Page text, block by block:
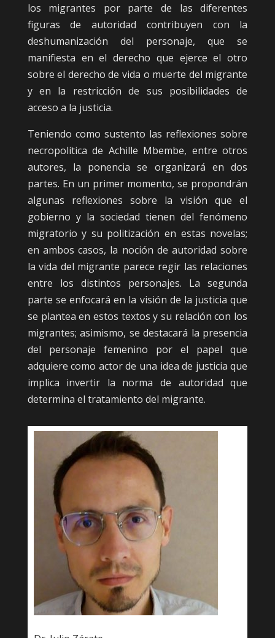
los migrantes por parte de las diferentes
figuras de autoridad contribuyen con la
deshumanización del personaje, que se
manifiesta en el derecho que ejerce el otro
sobre el derecho de vida o muerte del migrante
y en la restricción de sus posibilidades de
acceso a la justicia.
Teniendo como sustento las reflexiones sobre
necropolítica de Achille Mbembe, entre otros
autores, la ponencia se organizará en dos
partes. En un primer momento, se propondrán
algunas reflexiones sobre la visión que el
gobierno y la sociedad tienen del fenómeno
migratorio y su politización en estas novelas;
en ambos casos, la noción de autoridad sobre
la vida del migrante parece regir las relaciones
entre los distintos personajes. La segunda
parte se enfocará en la visión de la justicia que
se plantea en estos textos y su relación con los
migrantes; asimismo, se destacará la presencia
del personaje femenino por el papel que
adquiere como actor de una idea de justicia que
implica invertir la norma de autoridad que
determina el tratamiento del migrante.